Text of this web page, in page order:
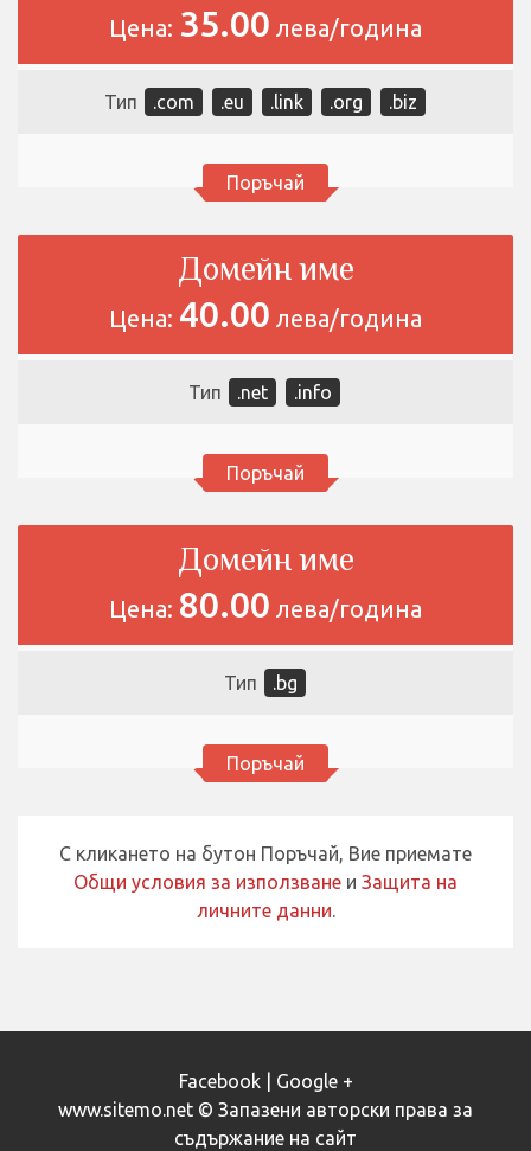
Цена: 35.00 лева/година
Тип .com .eu .link .org .biz
Поръчай
Домейн име
Цена: 40.00 лева/година
Тип .net .info
Поръчай
Домейн име
Цена: 80.00 лева/година
Тип .bg
Поръчай
С кликането на бутон Поръчай, Вие приемате
Общи условия за използване и Защита на
личните данни.
Facebook| Google +
www.sitemo.net © Запазени авторски права за
съдържание на сайт